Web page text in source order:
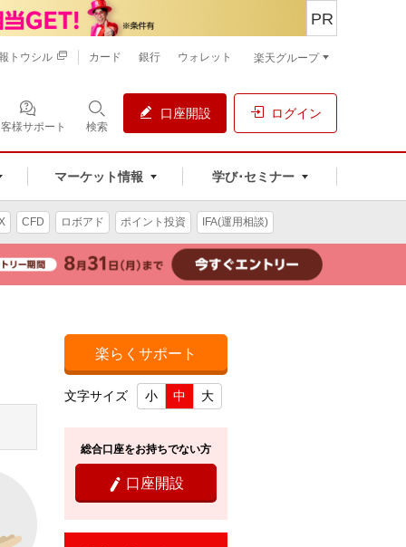
様サポート 検索
口座開設 ログイン
マーケット情報 学び･セミナー
PR
トウシル カード 銀行 ウォレット 楽天グループ
CFD ロボアド ポイント投資 IFA(運用相談)
楽らくサポート
文字サイズ 小 中 大
総合口座をお持ちでない方
 口座開設